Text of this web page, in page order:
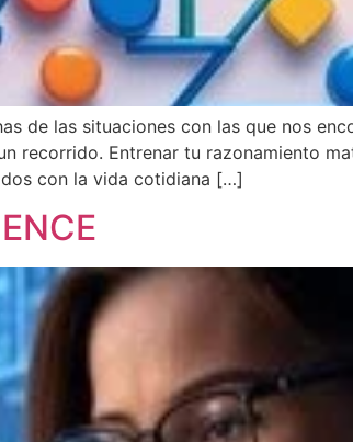
de las situaciones con las que nos
recorrido. Entrenar tu razonamiento
con la vida cotidiana […]